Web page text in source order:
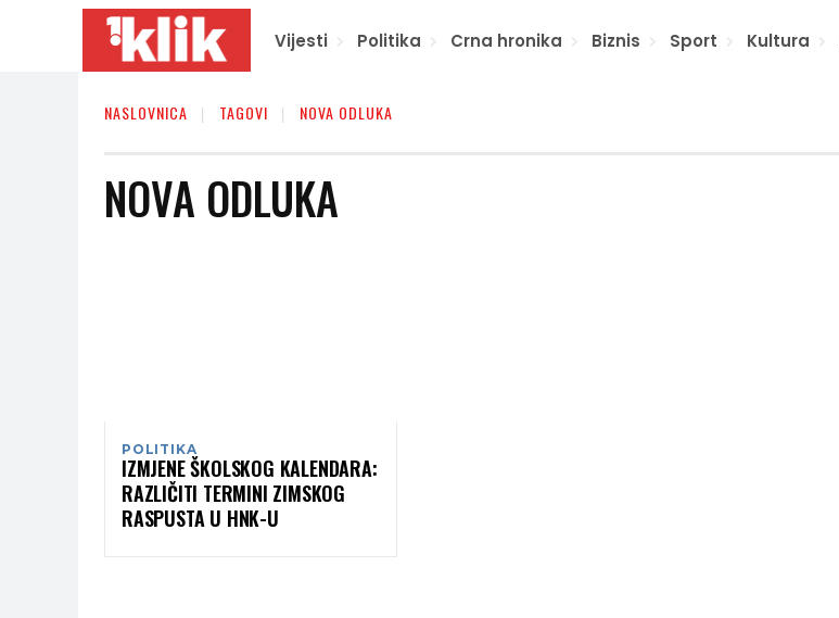
Vijesti Politika Crna hronika Biznis Sport Kultura
NASLOVNICA TAGOVI NOVA ODLUKA
NOVA ODLUKA
POLITIKA
IZMJENE ŠKOLSKOG KALENDARA:
RAZLIČITI TERMINI ZIMSKOG
RASPUSTA U HNK-U